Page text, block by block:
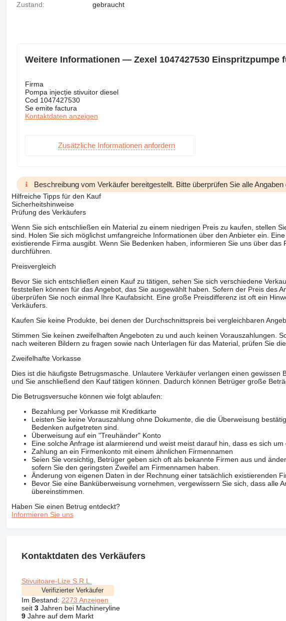
Zustand: gebraucht
Weitere Informationen — Zexel 1047427530 Einspritzpumpe
Firma
Pompa injecție stivuitor diesel
Cod 1047427530
Se emite factura
Kontaktdaten anzeigen
Zusätzliche Informationen anfordern
Beschreibung vom Verkäufer bereitgestellt. Bitte überprüfen Sie alle
Hilfreiche Tipps für den Kauf
Sicherheitshinweise
Prüfung des Verkäufers
Wenn Sie sich entschließen ein Material zu einem niedrigen Preis zu kaufen, stellen
sind. Holen Sie sich möglichst umfangreiche Informationen über den Anbieter ein.
existierende Firma ausgibt. Wenn Sie Bedenken haben, informieren Sie uns über
durchführen.
Preisvergleich
Bevor Sie sich entschließen einen Kauf zu tätigen, sehen Sie sich verschiedene
feststellen können für das Angebot, das Sie ausgewählt haben. Sofern der Preis des
überprüfen Sie noch einmal Ihre Kaufabsicht. Eine große Preisdifferenz ist oft ein
Verkäufers.
Kaufen Sie keine Produkte, bei denen der Durchschnittspreis bei vergleichbaren
Stimmen Sie keinen zweifelhaften Angeboten zu und auch keinen Vorauszahlungen.
nach weiteren Bildern zu fragen sowie nach Unterlagen für das Material, prüfen Sie
Zweifelhafte Vorkasse
Dies ist die häufigste Betrugsmasche. Unlautere Verkäufer verlangen einen
und Sie anschließend den Kauf tätigen können. Dadurch können Betrüger große
Die Betrugsversuche können wie folgt ablaufen:
Bezahlung per Vorkasse mit Kreditkarte
Leisten Sie keine Vorauszahlung ohne Dokumente, die die Überweisung
Bedenken aufgetreten sind.
Überweisung auf ein "Treuhänder" Konto
Eine solche Anfrage ist alarmierend und weist meist darauf hin, dass es sich um
Zahlung an ein Firmenkonto mit einem ähnlichen Firmennamen
Seien Sie vorsichtig, Betrüger geben sich oft als bekannte Firmen aus und
sofern Sie den geringsten Zweifel am Firmennamen haben.
Änderung von eigenen Daten in der Rechnung einer tatsächlich existierenden
Bevor Sie eine Banküberweisung vornehmen, vergewissern Sie sich, dass alle
übereinstimmen.
Haben Sie einen Betrug entdeckt?
Informieren Sie uns
Kontaktdaten des Verkäufers
Stivuitoare-Lize S.R.L.
Verifizierter Verkäufer
Im Bestand: 2273 Anzeigen
seit 3Jahren bei Machineryline
9Jahre auf dem Markt